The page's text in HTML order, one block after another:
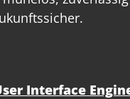
Interface